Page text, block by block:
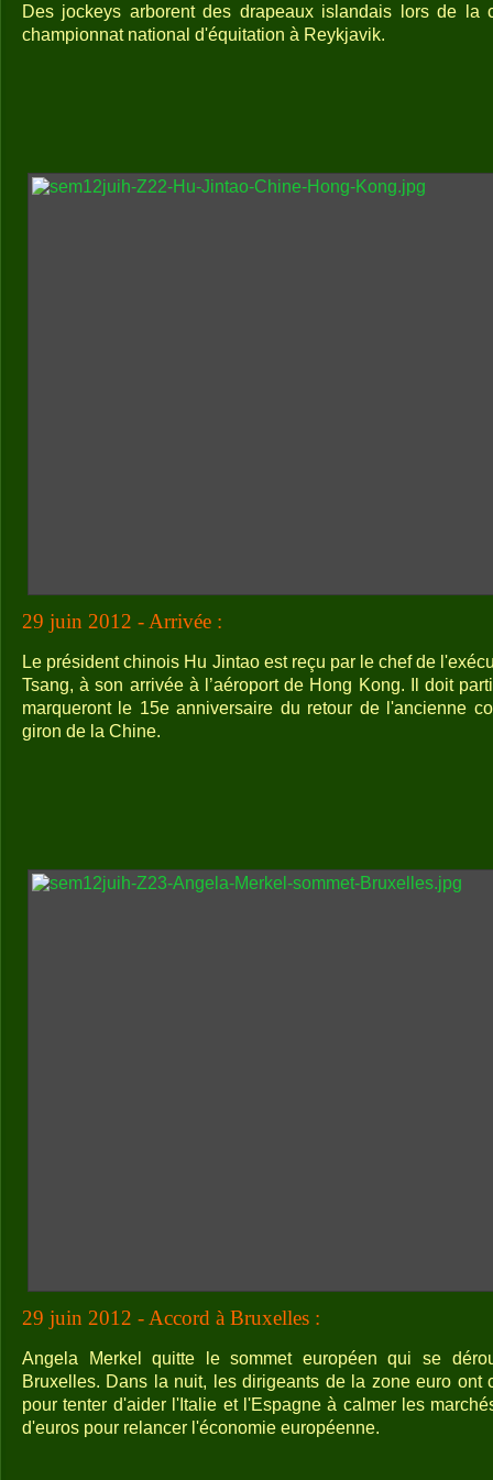
Des jockeys arborent des drapeaux islandais lors de la
championnat national d'équitation à Reykjavik.
29 juin 2012 - Arrivée :
Le président chinois Hu Jintao est reçu par le chef de
Tsang, à son arrivée à l’aéroport de Hong Kong. Il doit
marqueront le 15e anniversaire du retour de l'ancienne
giron de la Chine.
29 juin 2012 - Accord à Bruxelles :
Angela Merkel quitte le sommet européen qui se
Bruxelles. Dans la nuit, les dirigeants de la zone euro ont
pour tenter d'aider l'Italie et l'Espagne à calmer les
d'euros pour relancer l'économie européenne.